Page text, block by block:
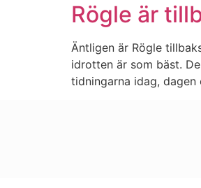
Rögle är
Äntligen är Rögle
idrotten är som bäst.
tidningarna idag,